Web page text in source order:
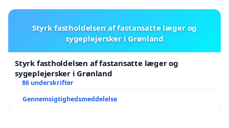
Styrk fastholdelsen af fastansatte læger og
sygeplejersker i Grønland
Styrk fastholdelsen af fastansatte læger og
sygeplejersker i Grønland
86 underskrifter
Gennemsigtighedsmeddelelse